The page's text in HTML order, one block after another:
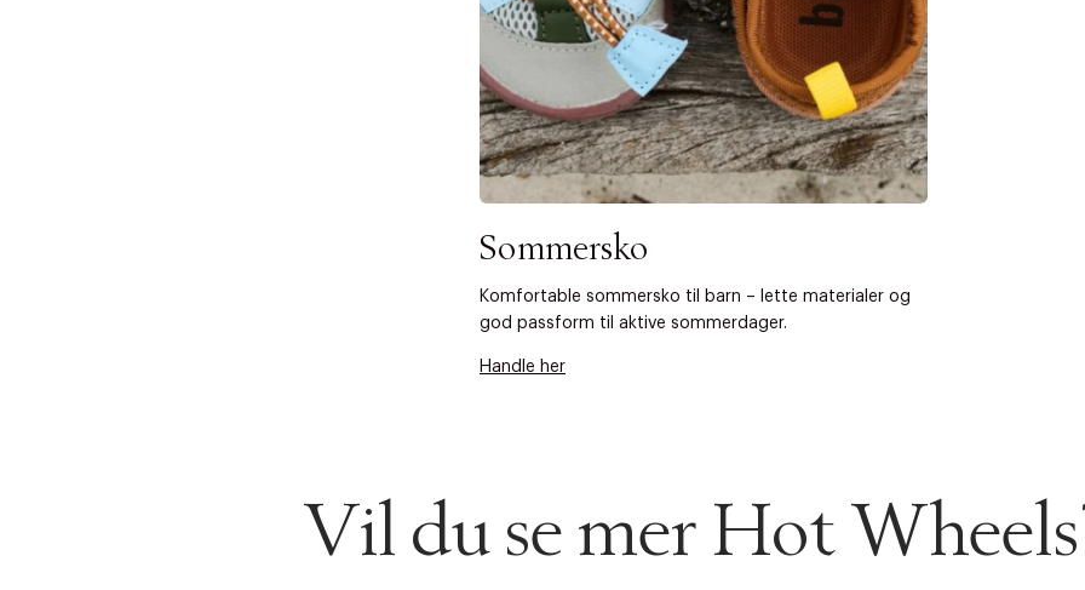
Sommersko
Komfortable sommersko til barn – lette materialer og
god passform til aktive sommerdager.
Handle her
Vil du se mer Hot